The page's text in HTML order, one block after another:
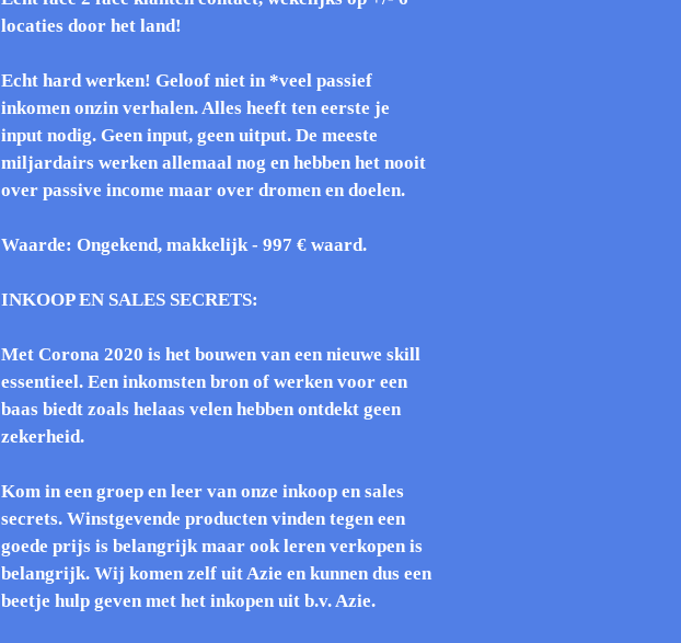
locaties door het land!
Echt hard werken! Geloof niet in *veel passief
inkomen onzin verhalen. Alles heeft ten eerste je
input nodig. Geen input, geen uitput. De meeste
miljardairs werken allemaal nog en hebben het nooit
over passive income maar over dromen en doelen.
Waarde: Ongekend, makkelijk - 997 € waard.
INKOOP EN SALES SECRETS:
Met Corona 2020 is het bouwen van een nieuwe skill
essentieel. Een inkomsten bron of werken voor een
baas biedt zoals helaas velen hebben ontdekt geen
zekerheid.
Kom in een groep en leer van onze inkoop en sales
secrets. Winstgevende producten vinden tegen een
goede prijs is belangrijk maar ook leren verkopen is
belangrijk. Wij komen zelf uit Azie en kunnen dus een
beetje hulp geven met het inkopen uit b.v. Azie.